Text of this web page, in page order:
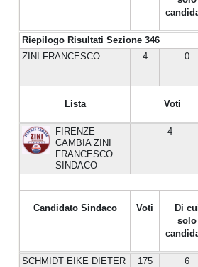
Riepilogo Risultati Sezione 346
ZINI FRANCESCO 4 0
Lista Voti
FIRENZE
CAMBIA ZINI
FRANCESCO
SINDACO
4
Candidato Sindaco Voti
Di
solo
SCHMIDT EIKE DIETER 175 6